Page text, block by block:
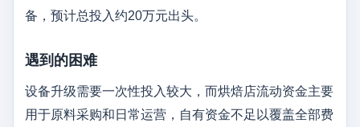
备，预计总投入约20万元出头。
遇到的困难
设备升级需要一次性投入较大，而烘焙店流动资金主要
用于原料采购和日常运营，自有资金不足以覆盖全部费